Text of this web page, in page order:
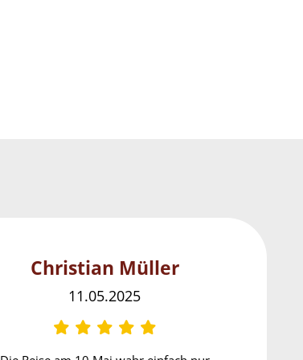
Christian Müller
11.05.2025